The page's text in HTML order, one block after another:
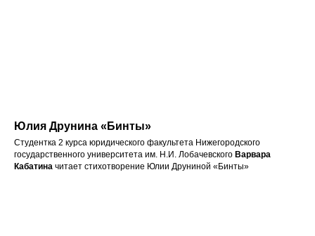
Юлия Друнина «Бинты»
Студентка 2 курса юридического факультета Нижегородского
государственного университета им. Н.И. Лобачевского Варвара
Кабатина читает стихотворение Юлии Друниной «Бинты»